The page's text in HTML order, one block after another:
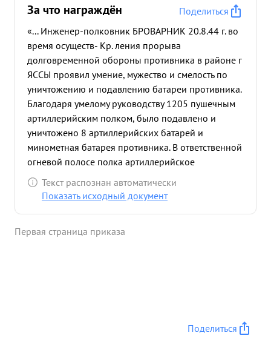
За что награждён
Поделиться
«... Инженер-полковник БРОВАРНИК 20.8.44 г. во
время осуществ- Кр. ления прорыва
долговременной обороны противника в районе г
ЯССЫ проявил умение, мужество и смелость по
уничтожению и подавлению батареи противника.
Благодаря умелому руководству 1205 пушечным
артиллерийским полком, было подавлено и
уничтожено 8 артиллерийских батарей и
минометная батарея противника. В ответственной
огневой полосе полка артиллерийское
сопротивление было подавлено. Наступающие
пехотами танки артиллерийского сопротивления
осуществлен прорыв сильно укрепленной и
Текст распознан автоматически
Показать исходный документ
Первая страница приказа
Поделиться